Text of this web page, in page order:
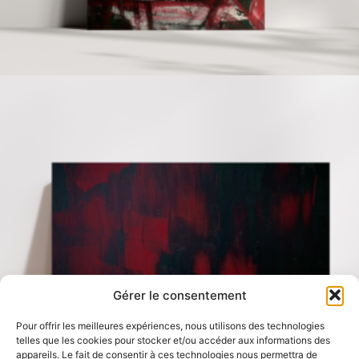
Gérer le consentement
Pour offrir les meilleures expériences, nous utilisons des technologies
telles que les cookies pour stocker et/ou accéder aux informations des
appareils. Le fait de consentir à ces technologies nous permettra de
3,00€ 150,00€